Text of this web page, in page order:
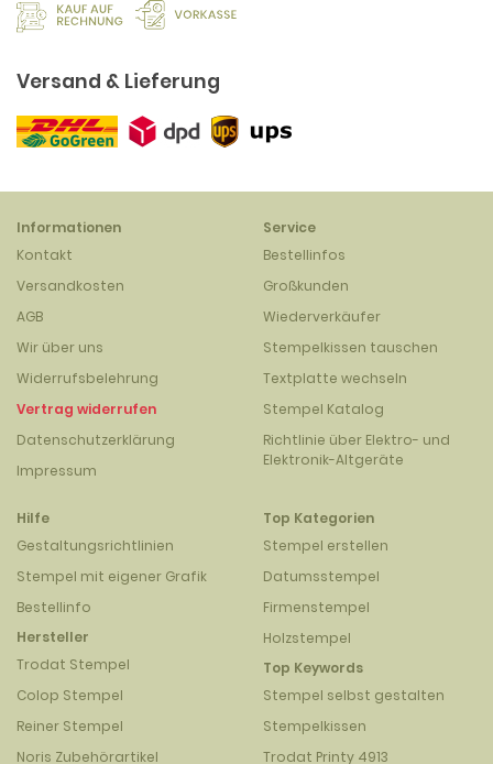
Versand & Lieferung
Informationen
Kontakt
Versandkosten
AGB
Wir über uns
Widerrufsbelehrung
Vertrag widerrufen
Datenschutzerklärung
Impressum
Service
Bestellinfos
Großkunden
Wiederverkäufer
Stempelkissen tauschen
Textplatte wechseln
Stempel Katalog
Richtlinie über Elektro- und
Elektronik-Altgeräte
Hilfe
Gestaltungsrichtlinien
Stempel mit eigener Grafik
Bestellinfo
Hersteller
Trodat Stempel
Colop Stempel
Reiner Stempel
Noris Zubehörartikel
Top Kategorien
Stempel erstellen
Datumsstempel
Firmenstempel
Holzstempel
Top Keywords
Stempel selbst gestalten
Stempelkissen
Trodat Printy 4913